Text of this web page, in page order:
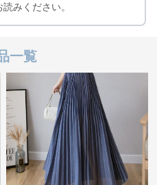
みください。
一覧